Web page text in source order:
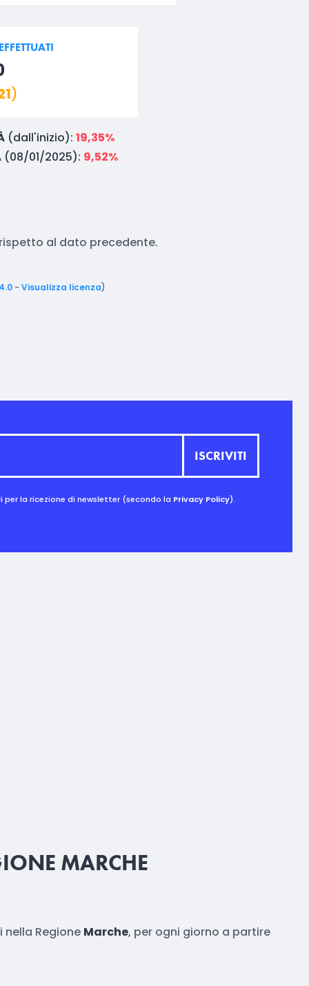
)
(dall'inizio): 19,35%
(08/01/2025): 9,52%
al dato precedente.
- Visualizza licenza)
la ricezione di newsletter (secondo la Privacy Policy).
MARCHE
nella Regione Marche, per ogni giorno a partire